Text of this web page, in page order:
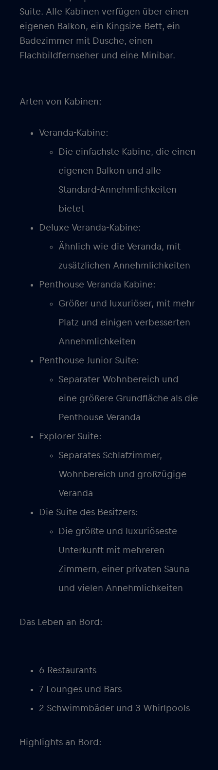
Suite. Alle Kabinen verfügen über einen
eigenen Balkon, ein Kingsize-Bett, ein
Badezimmer mit Dusche, einen
Flachbildfernseher und eine Minibar.
Arten von Kabinen:
Veranda-Kabine:
Die einfachste Kabine, die einen
eigenen Balkon und alle
Standard-Annehmlichkeiten
bietet
Deluxe Veranda-Kabine:
Ähnlich wie die Veranda, mit
zusätzlichen Annehmlichkeiten
Penthouse Veranda Kabine:
Größer und luxuriöser, mit mehr
Platz und einigen verbesserten
Annehmlichkeiten
Penthouse Junior Suite:
Separater Wohnbereich und
eine größere Grundfläche als die
Penthouse Veranda
Explorer Suite:
Separates Schlafzimmer,
Wohnbereich und großzügige
Veranda
Die Suite des Besitzers:
Die größte und luxuriöseste
Unterkunft mit mehreren
Zimmern, einer privaten Sauna
und vielen Annehmlichkeiten
Das Leben an Bord:
6 Restaurants
7 Lounges und Bars
2 Schwimmbäder und 3 Whirlpools
Highlights an Bord: